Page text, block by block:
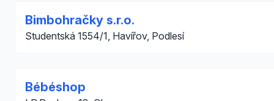
Bimbohračky s.r.o.
Studentská 1554/1, Havířov, Podlesí
Bébéshop